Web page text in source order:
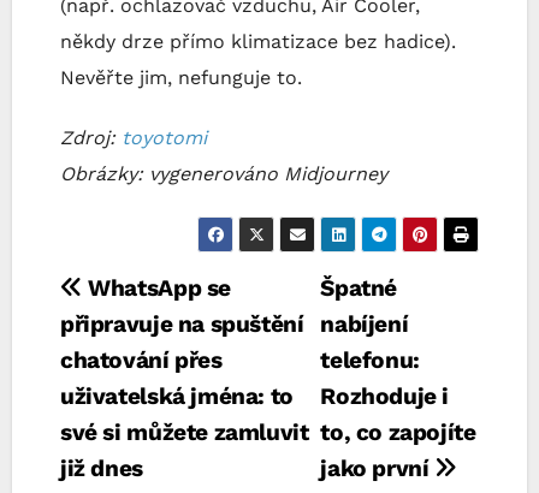
(např. ochlazovač vzduchu, Air Cooler,
někdy drze přímo klimatizace bez hadice).
Nevěřte jim, nefunguje to.
Zdroj: toyotomi
Obrázky: vygenerováno Midjourney
Navigace
pro
příspěvek
Špatné
nabíjení
telefonu:
Rozhoduje i
to, co zapojíte
jako první
WhatsApp se
připravuje na spuštění
chatování přes
uživatelská jména: to
své si můžete zamluvit
již dnes